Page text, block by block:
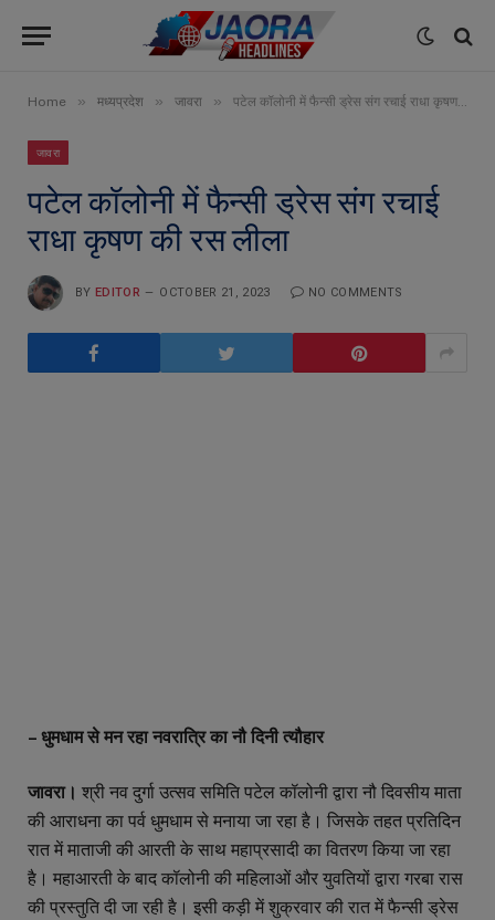
Home » मध्यप्रदेश » जावरा » पटेल कॉलोनी में फैन्सी ड्रेस संग रचाई राधा कृषण की रस लीला
जावरा
पटेल कॉलोनी में फैन्सी ड्रेस संग रचाई
राधा कृषण की रस लीला
BY EDITOR OCTOBER 21, 2023 NO COMMENTS
– धुमधाम से मन रहा नवरात्रि का नौ दिनी त्यौहार
जावरा। श्री नव दुर्गा उत्सव समिति पटेल कॉलोनी द्वारा नौ दिवसीय माता
की आराधना का पर्व धुमधाम से मनाया जा रहा है। जिसके तहत प्रतिदिन
रात में माताजी की आरती के साथ महाप्रसादी का वितरण किया जा रहा
है। महाआरती के बाद कॉलोनी की महिलाओं और युवतियों द्वारा गरबा रास
की प्रस्तुति दी जा रही है। इसी कड़ी में शुक्रवार की रात में फैन्सी ड्रेस